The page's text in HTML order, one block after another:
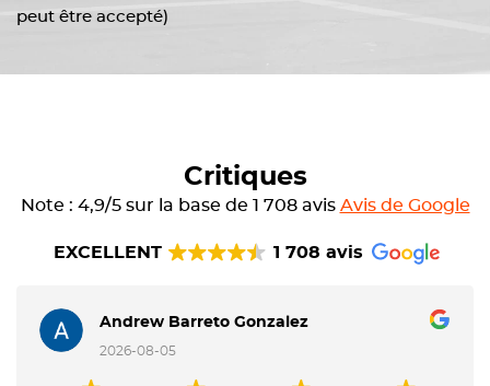
peut être accepté)
Critiques
Note : 4,9/5 sur la base de 1 708 avis Avis de Google
EXCELLENT 1 708 avis
Andrew Barreto Gonzalez
2026-08-05